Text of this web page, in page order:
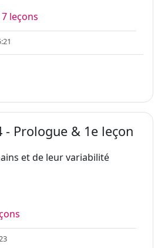
leçons
- Prologue & 1e leçon
et de leur variabilité